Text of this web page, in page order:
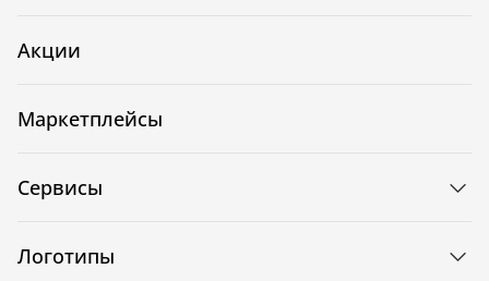
Акции
Маркетплейсы
Сервисы
Логотипы